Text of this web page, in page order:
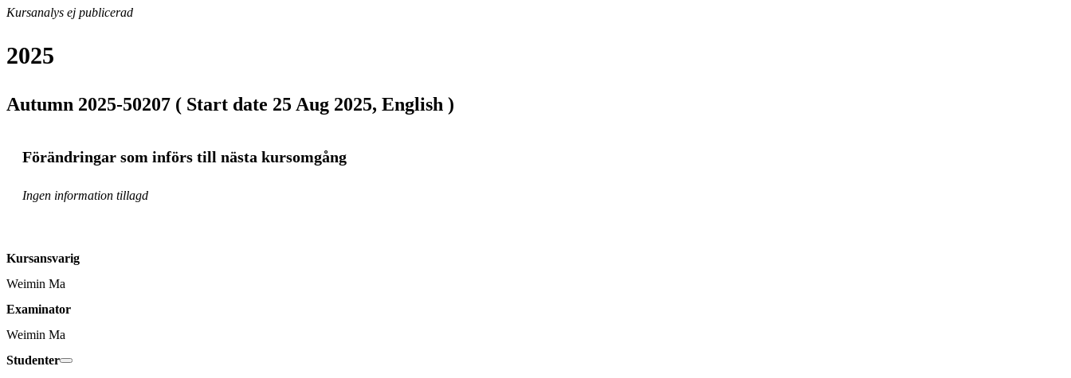
Kursanalys ej publicerad
2025
Autumn 2025-50207 ( Start date 25 Aug 2025, English )
Förändringar som införs till nästa kursomgång
Ingen information tillagd
Kursansvarig
Weimin Ma
Examinator
Weimin Ma
Studenter